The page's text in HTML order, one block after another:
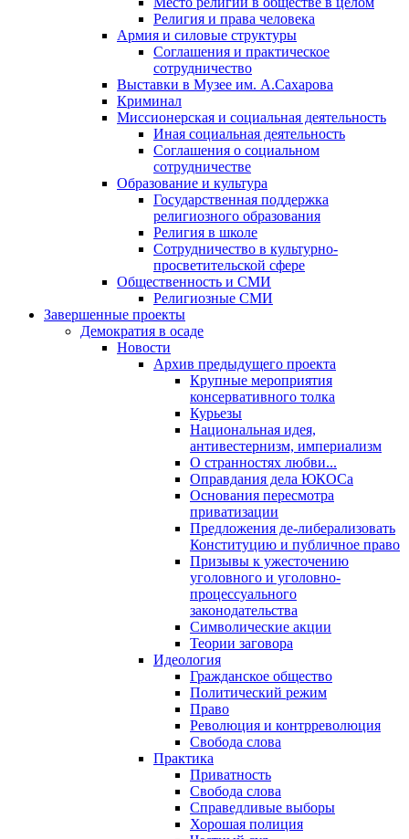
Религия и права человека
Армия и силовые структуры
Соглашения и практическое
сотрудничество
Выставки в Музее им. А.Сахарова
Криминал
Миссионерская и социальная деятельность
Иная социальная деятельность
Соглашения о социальном
сотрудничестве
Образование и культура
Государственная поддержка
религиозного образования
Религия в школе
Сотрудничество в культурно-
просветительской сфере
Общественность и СМИ
Религиозные СМИ
Завершенные проекты
Демократия в осаде
Новости
Архив предыдущего проекта
Крупные мероприятия
консервативного толка
Курьезы
Национальная идея,
антивестернизм, империализм
О странностях любви...
Оправдания дела ЮКОСа
Основания пересмотра
приватизации
Предложения де-либерализовать
Конституцию и публичное право
Призывы к ужесточению
уголовного и уголовно-
процессуального
законодательства
Символические акции
Теории заговора
Идеология
Гражданское общество
Политический режим
Право
Революция и контрреволюция
Свобода слова
Практика
Приватность
Свобода слова
Справедливые выборы
Хорошая полиция